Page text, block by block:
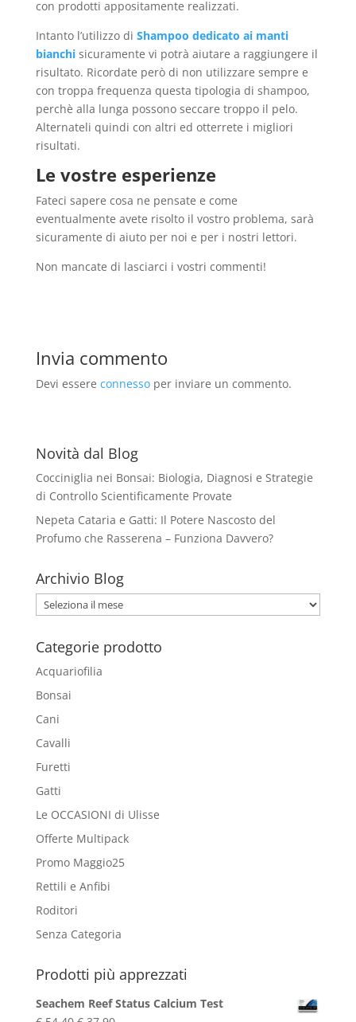
con prodotti appositamente realizzati.
Intanto l’utilizzo di Shampoo dedicato ai manti
bianchisicuramente vi potrà aiutare a raggiungere il
risultato. Ricordate però di non utilizzare sempre e
con troppa frequenza questa tipologia di shampoo,
perchè alla lunga possono seccare troppo il pelo.
Alternateli quindi con altri ed otterrete i migliori
risultati.
Le vostre esperienze
Fateci sapere cosa ne pensate e come
eventualmente avete risolto il vostro problema, sarà
sicuramente di aiuto per noi e per i nostri lettori.
Non mancate di lasciarci i vostri commenti!
Invia commento
Devi essere connessoper inviare un commento.
Novità dal Blog
Cocciniglia nei Bonsai: Biologia, Diagnosi e Strategie
di Controllo Scientificamente Provate
Nepeta Cataria e Gatti: Il Potere Nascosto del
Profumo che Rasserena – Funziona Davvero?
Archivio Blog
Archivio
Blog
Categorie prodotto
Acquariofilia
Bonsai
Cani
Cavalli
Furetti
Gatti
Le OCCASIONI di Ulisse
Offerte Multipack
Promo Maggio25
Rettili e Anfibi
Roditori
Senza Categoria
Prodotti più apprezzati
Seachem Reef Status Calcium Test